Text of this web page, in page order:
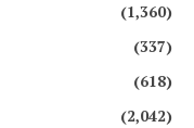
(1,360)
(337)
(618)
(2,042)